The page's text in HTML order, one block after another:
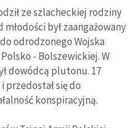
ze szlacheckiej rodziny
był zaangażowany
odrodzonego Wojska
- Bolszewickiej. W
dowódcą plutonu. 17
przedostał się do
konspiracyjną.